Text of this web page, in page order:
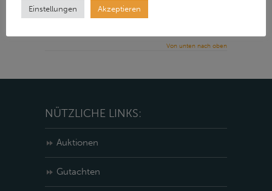
Read more →
Von unten nach oben
NÜTZLICHE LINKS:
Auktionen
Gutachten
Einstellungen Akzeptieren